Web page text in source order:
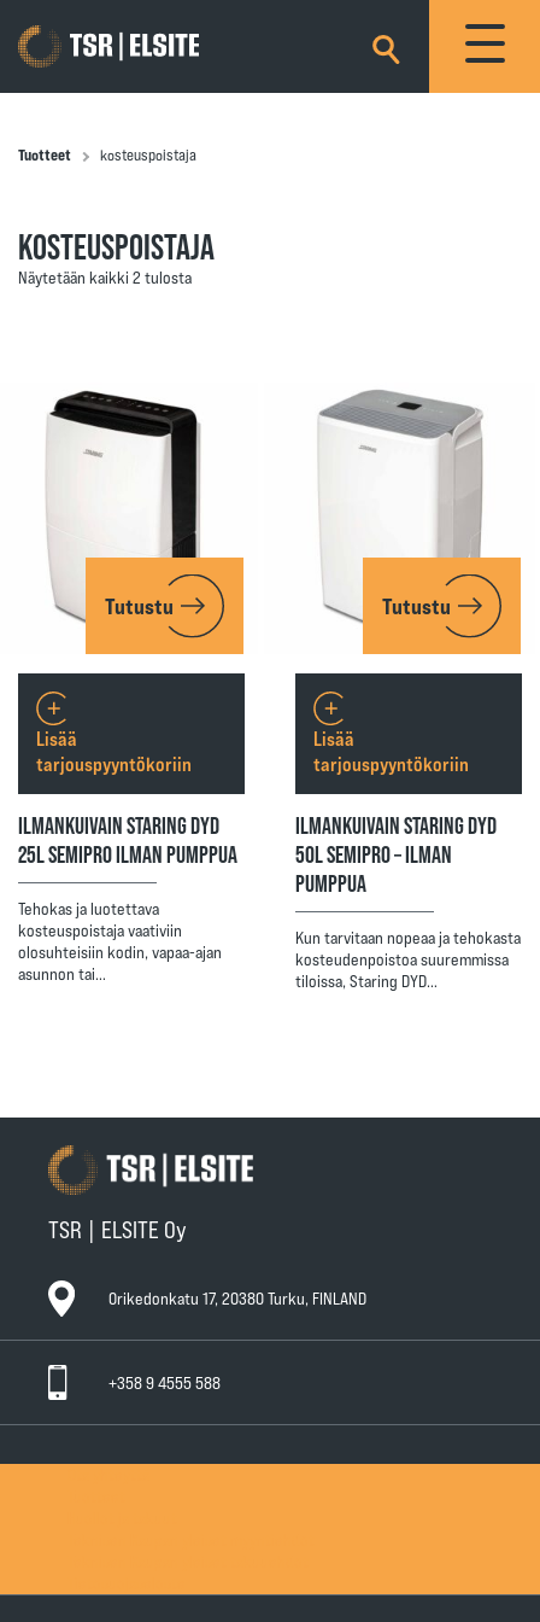
×
Tuotteet kosteuspoistaja
KOSTEUSPOISTAJA
Näytetään kaikki 2 tulosta
Tutustu
ILMANKUIVAIN STARING DYD
25L SEMIPRO ILMAN PUMPPUA
Tehokas ja luotettava
kosteuspoistaja vaativiin
olosuhteisiin kodin, vapaa-ajan
asunnon tai…
Lisää
tarjouspyyntökoriin
Tutustu
ILMANKUIVAIN STARING DYD
50L SEMIPRO – ILMAN
PUMPPUA
Kun tarvitaan nopeaa ja tehokasta
kosteudenpoistoa suuremmissa
tiloissa, Staring DYD…
Lisää
tarjouspyyntökoriin
TSR | ELSITE Oy
Orikedonkatu 17, 20380 Turku, FINLAND
+358 9 4555 588